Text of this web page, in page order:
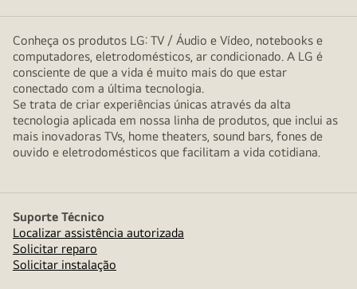
Conheça os produtos LG: TV / Áudio e Vídeo, notebooks e
computadores, eletrodomésticos, ar condicionado. A LG é
consciente de que a vida é muito mais do que estar
conectado com a última tecnologia.
Se trata de criar experiências únicas através da alta
tecnologia aplicada em nossa linha de produtos, que inclui as
mais inovadoras TVs, home theaters, sound bars, fones de
ouvido e eletrodomésticos que facilitam a vida cotidiana.
Suporte Técnico
Localizar assistência autorizada
Solicitar reparo
Solicitar instalação